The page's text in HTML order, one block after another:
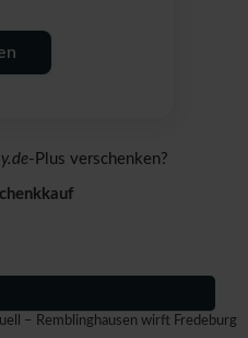
-Plus verschenken?